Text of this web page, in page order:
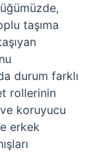
taşıma
durum farklı
rollerinin
koruyucu
erkek